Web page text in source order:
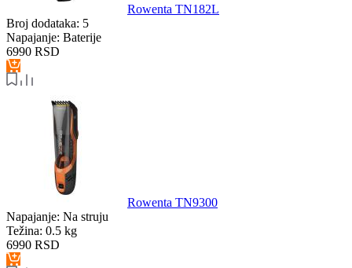
Rowenta TN182L
Broj dodataka: 5
Napajanje: Baterije
6990 RSD
Rowenta TN9300
Napajanje: Na struju
Težina: 0.5 kg
6990 RSD